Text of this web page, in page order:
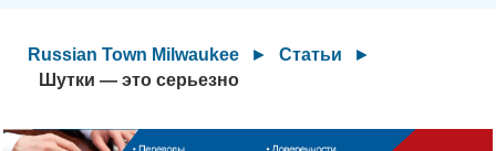
Russian Town Milwaukee ► Статьи
►
Шутки — это серьезно